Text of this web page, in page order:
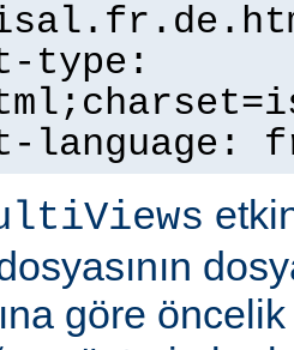
type:
language:
göre